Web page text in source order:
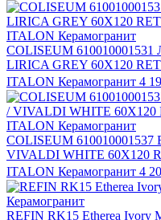
COLISEUM
LIRICA GREY 60X120
ITALON Керамогранит 4
COLISEUM
VIVALDI WHITE 60X120
ITALON Керамогранит 4
REFIN RK15 Etherea Ivory